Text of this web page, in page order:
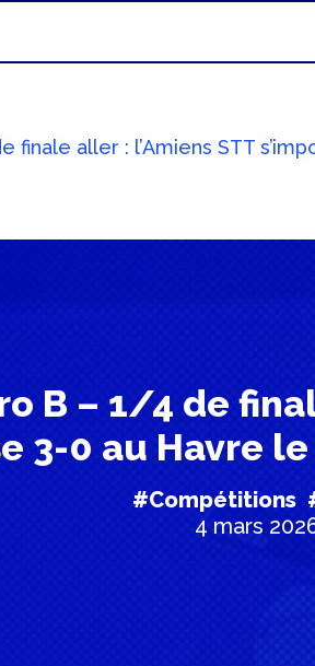
finale aller : l’Amiens STT
B – 1/4 de
3-0 au Havre
#Compétitions
4 mars